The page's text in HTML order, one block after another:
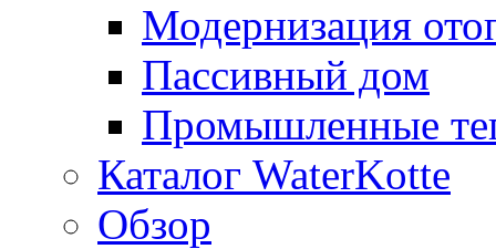
Модернизация
Пассивный дом
Промышленные
Каталог WaterKotte
Обзор